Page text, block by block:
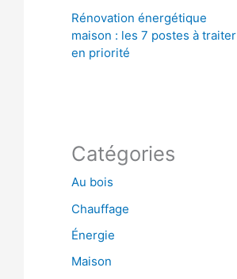
Rénovation énergétique
maison : les 7 postes à traiter
en priorité
Catégories
Au bois
Chauffage
Énergie
Maison